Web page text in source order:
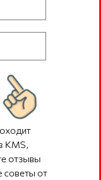
KMS,
отзывы
советы от